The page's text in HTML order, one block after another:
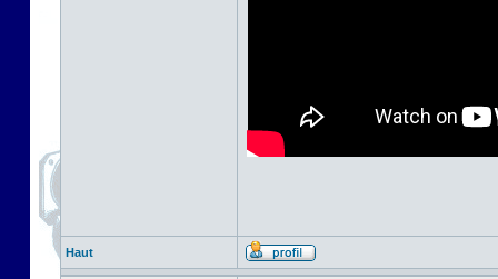
Haut